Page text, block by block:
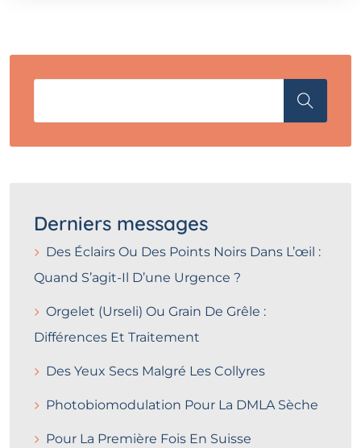
Derniers messages
Des Éclairs Ou Des Points Noirs Dans L’œil :
Quand S’agit-Il D’une Urgence ?
Orgelet (Urseli) Ou Grain De Grêle :
Différences Et Traitement
Des Yeux Secs Malgré Les Collyres
Photobiomodulation Pour La DMLA Sèche
Pour La Première Fois En Suisse